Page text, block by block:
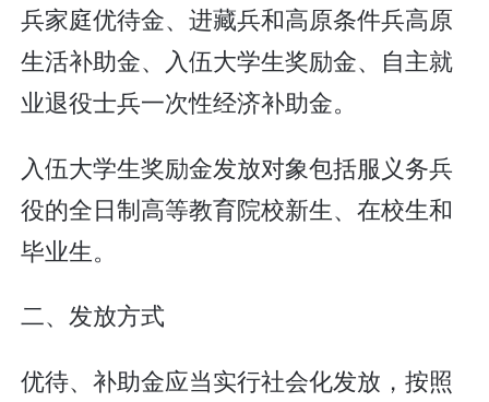
兵家庭优待金、进藏兵和高原条件兵高原
生活补助金、入伍大学生奖励金、自主就
业退役士兵一次性经济补助金。
入伍大学生奖励金发放对象包括服义务兵
役的全日制高等教育院校新生、在校生和
毕业生。
二、发放方式
优待、补助金应当实行社会化发放，按照